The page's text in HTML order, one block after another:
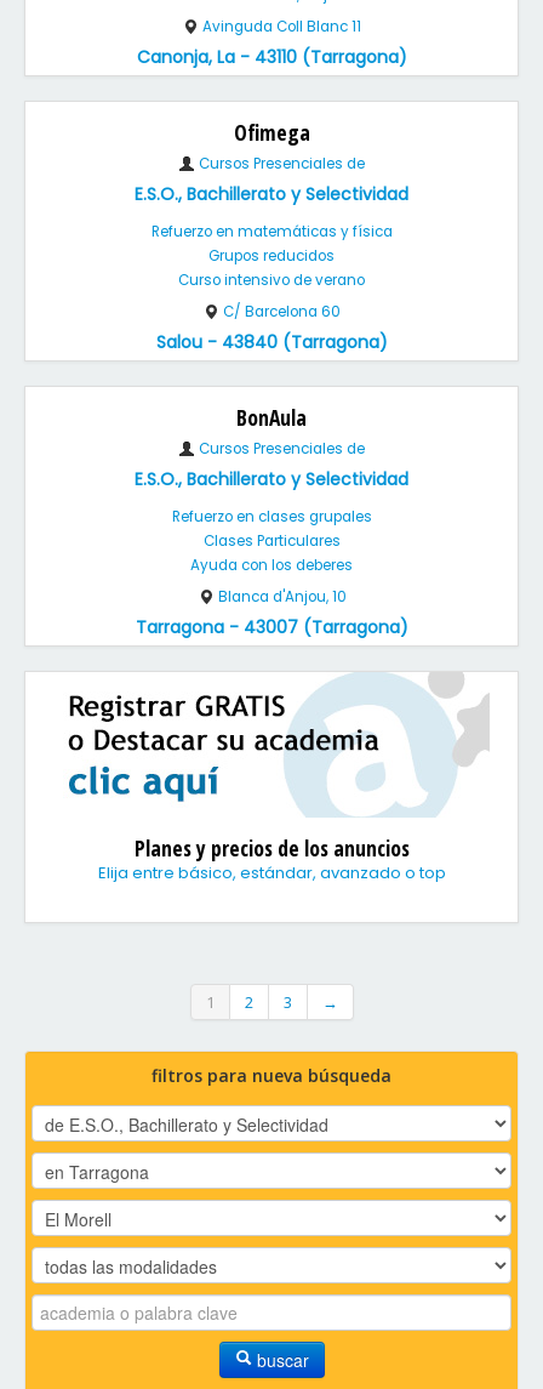
Avinguda Coll Blanc 11
Canonja, La - 43110 (Tarragona)
Ofimega
Cursos Presenciales de
E.S.O., Bachillerato y Selectividad
Refuerzo en matemáticas y física
Grupos reducidos
Curso intensivo de verano
C/ Barcelona 60
Salou - 43840 (Tarragona)
BonAula
Cursos Presenciales de
E.S.O., Bachillerato y Selectividad
Refuerzo en clases grupales
Clases Particulares
Ayuda con los deberes
Blanca d'Anjou, 10
Tarragona - 43007 (Tarragona)
Planes y precios de los anuncios
Elija entre básico, estándar, avanzado o top
1 2 3 →
filtros para nueva búsqueda
buscar